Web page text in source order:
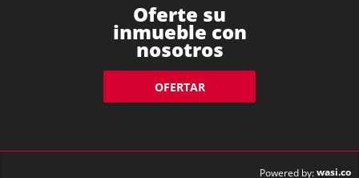
Oferte su
inmueble con
nosotros
OFERTAR
Powered by:wasi.co